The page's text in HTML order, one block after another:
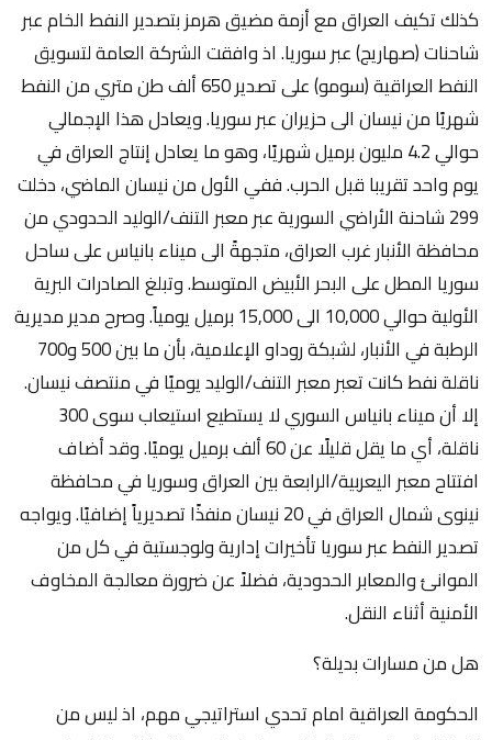
كذلك تكيف العراق مع أزمة مضيق هرمز بتصدير النفط الخام عبر
شاحنات (صهاريج) عبر سوريا. اذ وافقت الشركة العامة لتسويق
النفط العراقية (سومو) على تصدير 650 ألف طن متري من النفط
شهريًا من نيسان الى حزيران عبر سوريا. ويعادل هذا الإجمالي
حوالي 4.2 مليون برميل شهريًا، وهو ما يعادل إنتاج العراق في
يوم واحد تقريبا قبل الحرب. ففي الأول من نيسان الماضي، دخلت
299 شاحنة الأراضي السورية عبر معبر التنف/الوليد الحدودي من
محافظة الأنبار غرب العراق، متجهةً الى ميناء بانياس على ساحل
سوريا المطل على البحر الأبيض المتوسط. وتبلغ الصادرات البرية
الأولية حوالي 10,000 الى 15,000 برميل يومياً. وصرح مدير مديرية
الرطبة في الأنبار، لشبكة روداو الإعلامية، بأن ما بين 500 و700
ناقلة نفط كانت تعبر معبر التنف/الوليد يوميًا في منتصف نيسان.
إلا أن ميناء بانياس السوري لا يستطيع استيعاب سوى 300
ناقلة، أي ما يقل قليلًا عن 60 ألف برميل يوميًا. وقد أضاف
افتتاح معبر اليعربية/الرابعة بين العراق وسوريا في محافظة
نينوى شمال العراق في 20 نيسان منفذًا تصديرياً إضافيًا. ويواجه
تصدير النفط عبر سوريا تأخيرات إدارية ولوجستية في كل من
الموانئ والمعابر الحدودية، فضلاً عن ضرورة معالجة المخاوف
الأمنية أثناء النقل.
هل من مسارات بديلة؟
الحكومة العراقية امام تحدي استراتيجي مهم، اذ ليس من